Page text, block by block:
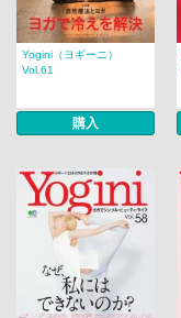
Yogini（ヨギーニ）
Vol.61
購入